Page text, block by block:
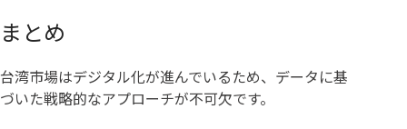
まとめ
台湾市場はデジタル化が進んでいるため、データに基
づいた戦略的なアプローチが不可欠です。